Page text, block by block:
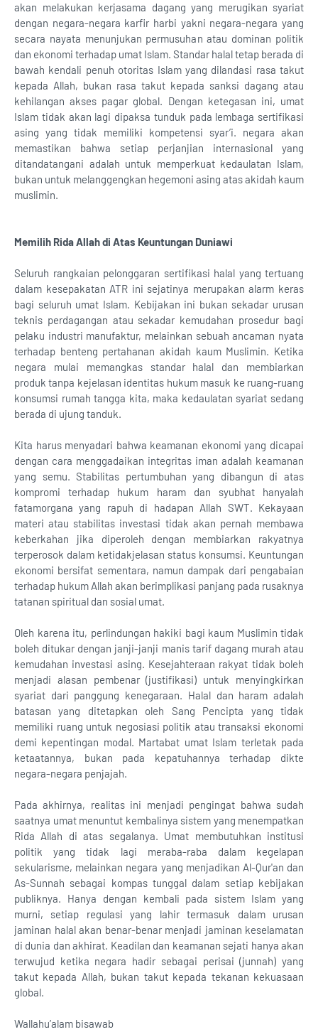
akan melakukan kerjasama dagang yang merugikan syariat
dengan negara-negara karfir harbi yakni negara-negara yang
secara nayata menunjukan permusuhan atau dominan politik
dan ekonomi terhadap umat Islam. Standar halal tetap berada di
bawah kendali penuh otoritas Islam yang dilandasi rasa takut
kepada Allah, bukan rasa takut kepada sanksi dagang atau
kehilangan akses pagar global. Dengan ketegasan ini, umat
Islam tidak akan lagi dipaksa tunduk pada lembaga sertifikasi
asing yang tidak memiliki kompetensi syar’i. negara akan
memastikan bahwa setiap perjanjian internasional yang
ditandatangani adalah untuk memperkuat kedaulatan Islam,
bukan untuk melanggengkan hegemoni asing atas akidah kaum
muslimin.
Memilih Rida Allah di Atas Keuntungan Duniawi
Seluruh rangkaian pelonggaran sertifikasi halal yang tertuang
dalam kesepakatan ATR ini sejatinya merupakan alarm keras
bagi seluruh umat Islam. Kebijakan ini bukan sekadar urusan
teknis perdagangan atau sekadar kemudahan prosedur bagi
pelaku industri manufaktur, melainkan sebuah ancaman nyata
terhadap benteng pertahanan akidah kaum Muslimin. Ketika
negara mulai memangkas standar halal dan membiarkan
produk tanpa kejelasan identitas hukum masuk ke ruang-ruang
konsumsi rumah tangga kita, maka kedaulatan syariat sedang
berada di ujung tanduk.
Kita harus menyadari bahwa keamanan ekonomi yang dicapai
dengan cara menggadaikan integritas iman adalah keamanan
yang semu. Stabilitas pertumbuhan yang dibangun di atas
kompromi terhadap hukum haram dan syubhat hanyalah
fatamorgana yang rapuh di hadapan Allah SWT. Kekayaan
materi atau stabilitas investasi tidak akan pernah membawa
keberkahan jika diperoleh dengan membiarkan rakyatnya
terperosok dalam ketidakjelasan status konsumsi. Keuntungan
ekonomi bersifat sementara, namun dampak dari pengabaian
terhadap hukum Allah akan berimplikasi panjang pada rusaknya
tatanan spiritual dan sosial umat.
Oleh karena itu, perlindungan hakiki bagi kaum Muslimin tidak
boleh ditukar dengan janji-janji manis tarif dagang murah atau
kemudahan investasi asing. Kesejahteraan rakyat tidak boleh
menjadi alasan pembenar (justifikasi) untuk menyingkirkan
syariat dari panggung kenegaraan. Halal dan haram adalah
batasan yang ditetapkan oleh Sang Pencipta yang tidak
memiliki ruang untuk negosiasi politik atau transaksi ekonomi
demi kepentingan modal. Martabat umat Islam terletak pada
ketaatannya, bukan pada kepatuhannya terhadap dikte
negara-negara penjajah.
Pada akhirnya, realitas ini menjadi pengingat bahwa sudah
saatnya umat menuntut kembalinya sistem yang menempatkan
Rida Allah di atas segalanya. Umat membutuhkan institusi
politik yang tidak lagi meraba-raba dalam kegelapan
sekularisme, melainkan negara yang menjadikan Al-Qur'an dan
As-Sunnah sebagai kompas tunggal dalam setiap kebijakan
publiknya. Hanya dengan kembali pada sistem Islam yang
murni, setiap regulasi yang lahir termasuk dalam urusan
jaminan halal akan benar-benar menjadi jaminan keselamatan
di dunia dan akhirat. Keadilan dan keamanan sejati hanya akan
terwujud ketika negara hadir sebagai perisai (junnah) yang
takut kepada Allah, bukan takut kepada tekanan kekuasaan
global.
Wallahu’alam bisawab